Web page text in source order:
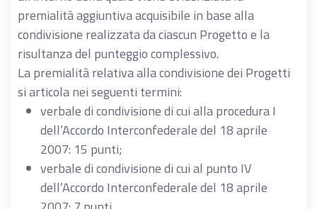
Assenza di cofinanziamento = 0
premialità aggiuntiva acquisibile in base alla
condivisione realizzata da ciascun Progetto e la
risultanza del punteggio complessivo.
La premialità relativa alla condivisione dei Progetti
si articola nei seguenti termini:
verbale di condivisione di cui alla procedura I
dell’Accordo Interconfederale del 18 aprile
2007: 15 punti;
verbale di condivisione di cui al punto IV
dell’Accordo Interconfederale del 18 aprile